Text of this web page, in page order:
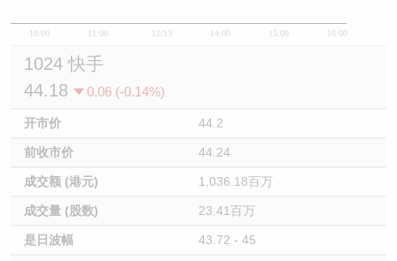
10:00 11:00 12/13 14:00 15:00 16:00
1024 快手
44.18
0.06 (-0.14%)
开市价 44.2
前收市价 44.24
成交额 (港元) 1,036.18百万
成交量 (股数) 23.41百万
是日波幅 43.72 - 45